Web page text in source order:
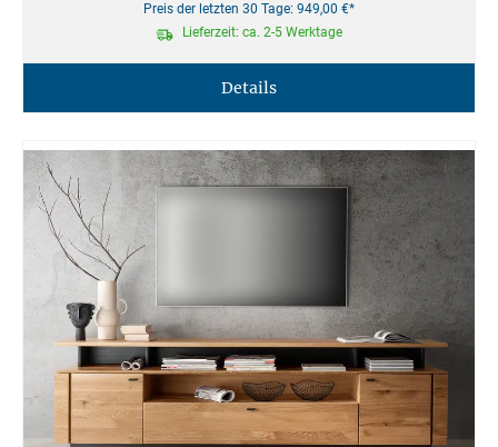
Preis der letzten 30 Tage: 949,00 €*
Lieferzeit: ca. 2-5 Werktage
Details